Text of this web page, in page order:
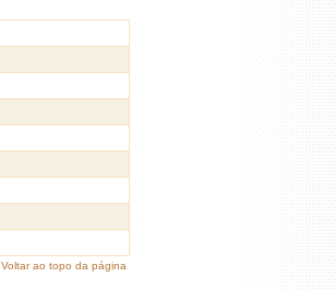
Voltar ao topo da página